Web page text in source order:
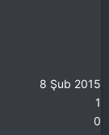
8 Şub 2015
1
0